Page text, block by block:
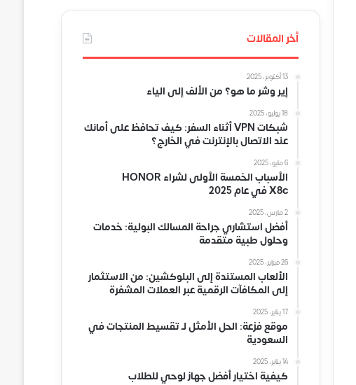
أخر المقالات
13 أكتوبر، 2025
إير وشر ما هو؟ من الألف إلى الياء
18 يوليو، 2025
شبكات VPN أثناء السفر: كيف تحافظ على أمانك
عند الاتصال بالإنترنت في الخارج؟
6 مايو، 2025
الأسباب الخمسة الأولى لشراء HONOR
X8c في عام 2025
2 مارس، 2025
أفضل استشاري جراحة المسالك البولية: خدمات
وحلول طبية متقدمة
26 فبراير، 2025
الألعاب المستندة إلى البلوكشين: من الاستثمار
إلى المكافآت الرقمية عبر العملات المشفرة
17 يناير، 2025
موقع فزعة: الحل الأمثل لـ تقسيط المنتجات في
السعودية
14 يناير، 2025
كيفية اختيار أفضل جهاز لوحي للطلاب